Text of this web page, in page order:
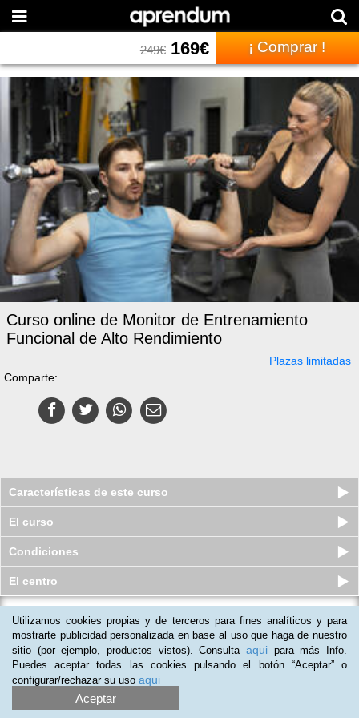
249€169€ ¡ Comprar !
Curso online de Monitor de Entrenamiento
Funcional de Alto Rendimiento
Plazas limitadas
Comparte:
Características de este curso
El curso
Condiciones
El centro
Curso de Monitor de Ocio y Tiempo
Libre (Diploma Universitario)
Plazas agotadas
95€59
( 10)
Utilizamos cookies propias y de terceros para fines analíticos y para
mostrarte publicidad personalizada en base al uso que haga de nuestro
sitio (por ejemplo, productos vistos). Consulta aqui para más Info.
Puedes aceptar todas las cookies pulsando el botón “Aceptar” o
configurar/rechazar su uso aqui
Aceptar